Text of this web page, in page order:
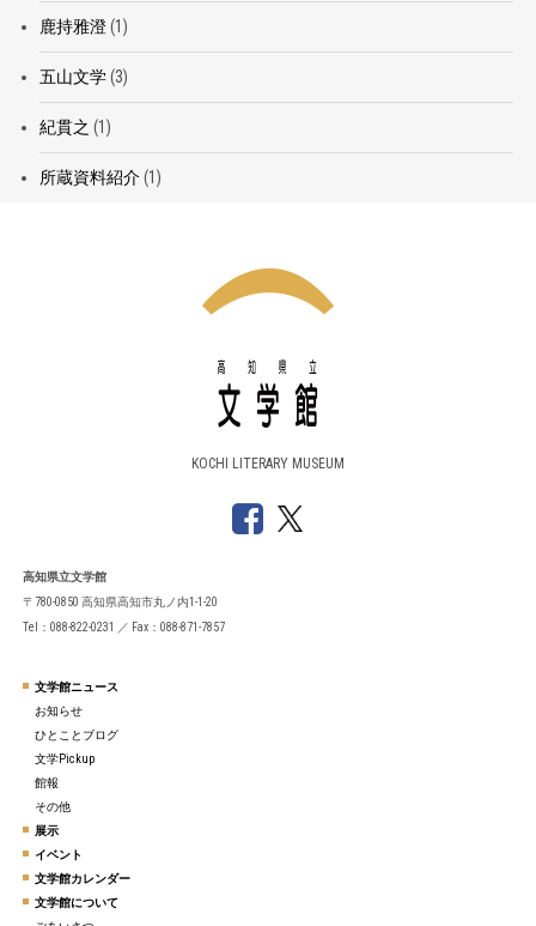
鹿持雅澄(1)
五山文学(3)
紀貫之 (1)
所蔵資料紹介(1)
KOCHI LITERARY MUSEUM
高知県立文学館
〒780-0850 高知県高知市丸ノ内1-1-20
Tel：088-822-0231 ／ Fax：088-871-7857
文学館ニュース
お知らせ
ひとことブログ
文学Pickup
館報
その他
展示
イベント
文学館カレンダー
文学館について